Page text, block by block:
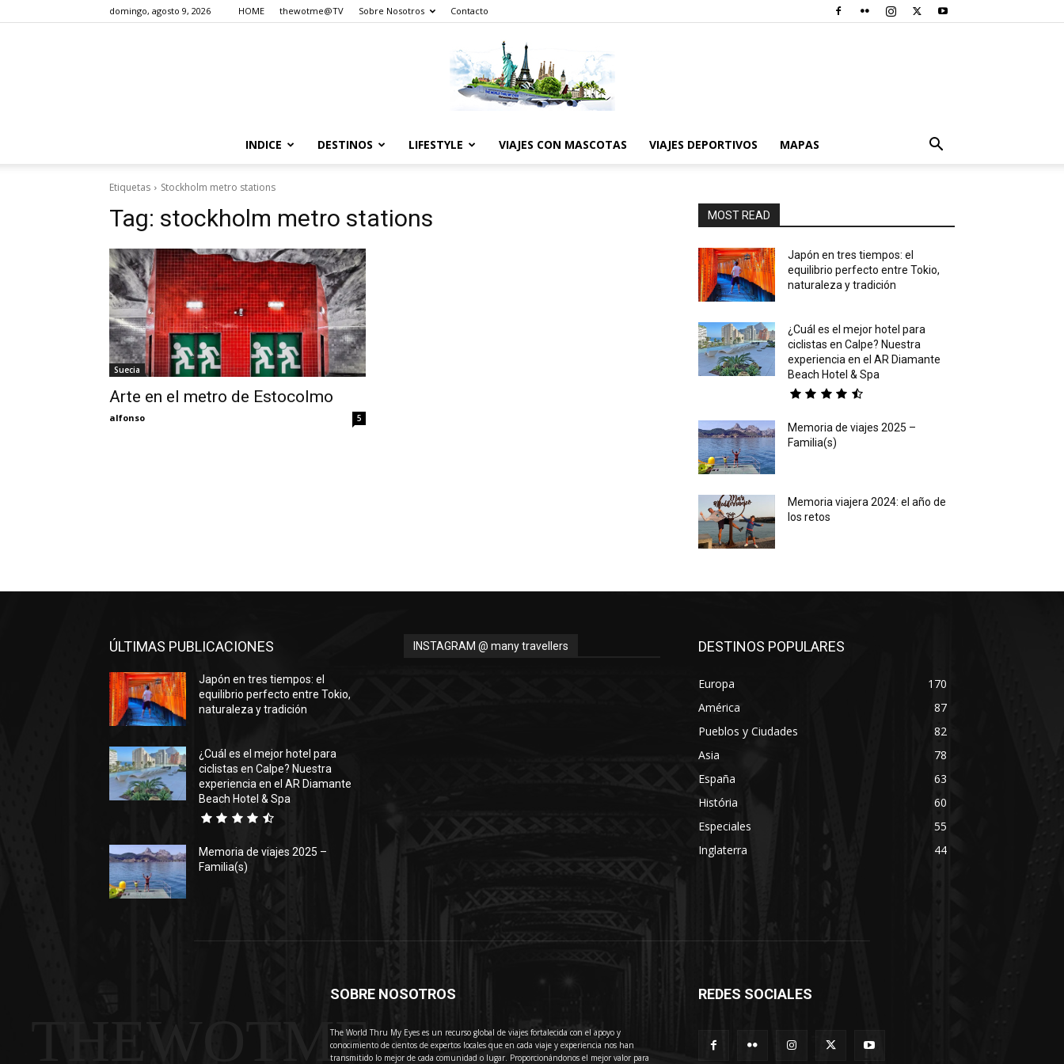
domingo, agosto 9, 2026 HOME thewotme@TV Sobre Nosotros Contacto
INDICE DESTINOS LIFESTYLE VIAJES CON MASCOTAS VIAJES DEPORTIVOS MAPAS
Etiquetas Stockholm metro stations
Tag: stockholm metro stations
Suecia
Arte en el metro de Estocolmo
alfonso 5
MOST READ
Japón en tres tiempos: el
equilibrio perfecto entre Tokio,
naturaleza y tradición
¿Cuál es el mejor hotel para
ciclistas en Calpe? Nuestra
experiencia en el AR Diamante
Beach Hotel & Spa
Memoria de viajes 2025 –
Familia(s)
Memoria viajera 2024: el año de
los retos
ÚLTIMAS PUBLICACIONES
Japón en tres tiempos: el
equilibrio perfecto entre Tokio,
naturaleza y tradición
¿Cuál es el mejor hotel para
ciclistas en Calpe? Nuestra
experiencia en el AR Diamante
Beach Hotel & Spa
Memoria de viajes 2025 –
Familia(s)
INSTAGRAM @ many travellers DESTINOS POPULARES
Europa
170
América
87
Pueblos y Ciudades
82
Asia
78
España
63
História
60
Especiales
55
Inglaterra
44
THEWOTME
SOBRE NOSOTROS
The World Thru My Eyes es un recurso global de viajes fortalecida con el apoyo y
conocimiento de cientos de expertos locales que en cada viaje y experiencia nos han
transmitido lo mejor de cada comunidad o lugar. Proporcionándonos el mejor valor para
REDES SOCIALES